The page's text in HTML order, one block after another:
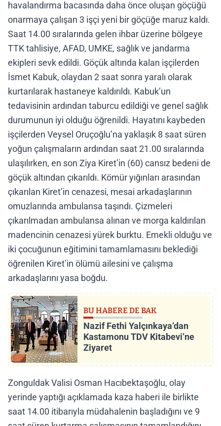
havalandırma bacasında daha önce oluşan göçüğü
onarmaya çalışan 3 işçi yeni bir göçüğe maruz kaldı.
Saat 14.00 sıralarında gelen ihbar üzerine bölgeye
TTK tahlisiye, AFAD, UMKE, sağlık ve jandarma
ekipleri sevk edildi. Göçük altında kalan işçilerden
İsmet Kabuk, olaydan 2 saat sonra yaralı olarak
kurtarılarak hastaneye kaldırıldı. Kabuk’un
tedavisinin ardından taburcu edildiği ve genel sağlık
durumunun iyi olduğu öğrenildi. Hayatını kaybeden
işçilerden Veysel Oruçoğlu’na yaklaşık 8 saat süren
yoğun çalışmaların ardından saat 21.00 sıralarında
ulaşılırken, en son Ziya Kiret’in (60) cansız bedeni de
göçük altından çıkarıldı. Kömür yığınları arasından
çıkarılan Kiret’in cenazesi, mesai arkadaşlarının
omuzlarında ambulansa taşındı. Çizmeleri
çıkarılmadan ambulansa alınan ve morga kaldırılan
madencinin cenazesi yürek burktu. Emekli olduğu ve
iki çocuğunun eğitimini tamamlamasını beklediği
öğrenilen Kiret’in ölümü ailesini ve çalışma
arkadaşlarını yasa boğdu.
BU HABERE DE BAK
Nazif Fethi Yalçınkaya’dan
Kastamonu TDV Kitabevi’ne
Ziyaret
Zonguldak Valisi Osman Hacıbektaşoğlu, olay
yerinde yaptığı açıklamada kaza haberi ile birlikte
saat 14.00 itibarıyla müdahalenin başladığını ve 9